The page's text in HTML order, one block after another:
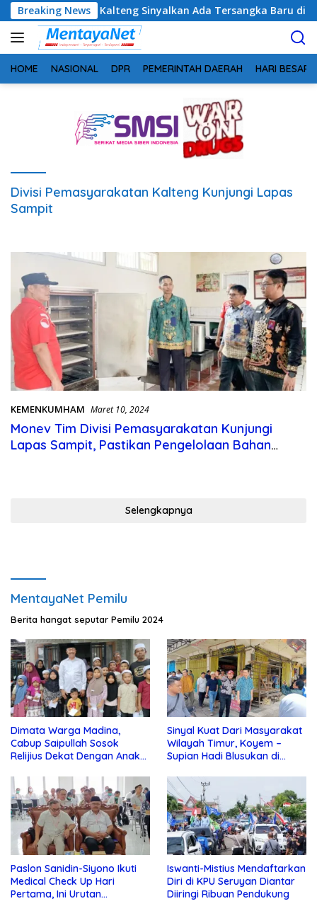
Langsung
ke
konten
Breaking News
Kejati Kalteng Sinyalkan Ada Tersangka Baru di Kasus
HOME NASIONAL DPR PEMERINTAH DAERAH HARI BESAR
Divisi Pemasyarakatan Kalteng Kunjungi Lapas
Sampit
KEMENKUMHAM Maret 10, 2024
Monev Tim Divisi Pemasyarakatan Kunjungi
Lapas Sampit, Pastikan Pengelolaan Bahan
Selengkapnya
MentayaNet Pemilu
Berita hangat seputar Pemilu 2024
Dimata Warga Madina,
Cabup Saipullah Sosok
Relijius Dekat Dengan Anak
Sinyal Kuat Dari Masyarakat
Wilayah Timur, Koyem –
Supian Hadi Blusukan di
Paslon Sanidin-Siyono Ikuti
Medical Check Up Hari
Pertama, Ini Urutan
Iswanti-Mistius Mendaftarkan
Diri di KPU Seruyan Diantar
Diiringi Ribuan Pendukung